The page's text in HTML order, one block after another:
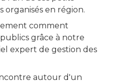
organisés en région.
comment
grâce à notre
expert de gestion des
autour d'un